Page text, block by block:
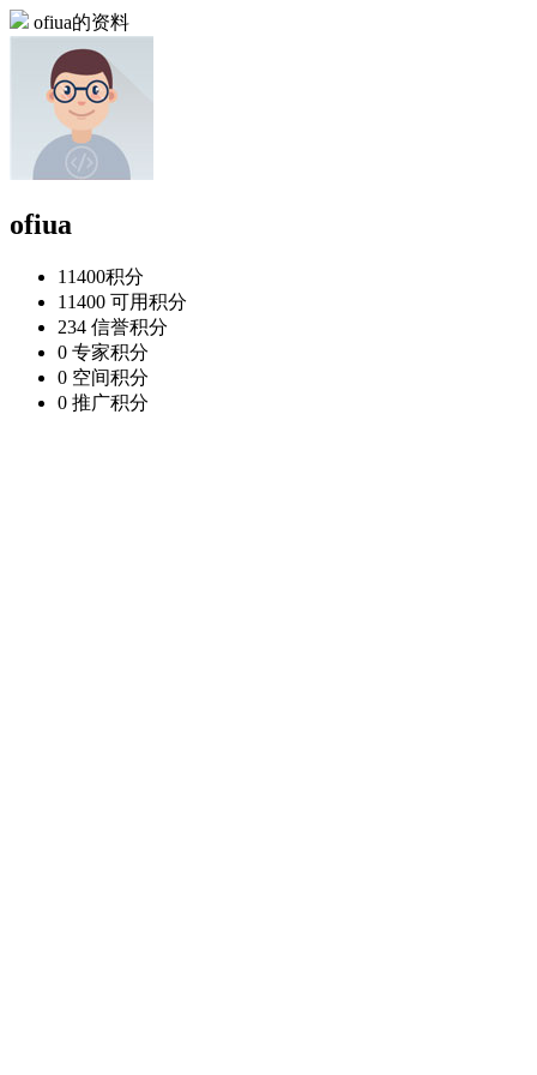
ofiua的资料
ofiua
11400积分
11400 可用积分
234 信誉积分
0 专家积分
0 空间积分
0 推广积分